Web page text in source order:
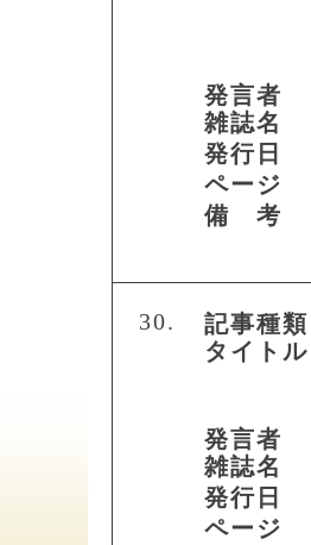
発言者
雑誌名
発行日
ページ
備 考
30.
記事種類
タイトル
発言者
雑誌名
発行日
ページ